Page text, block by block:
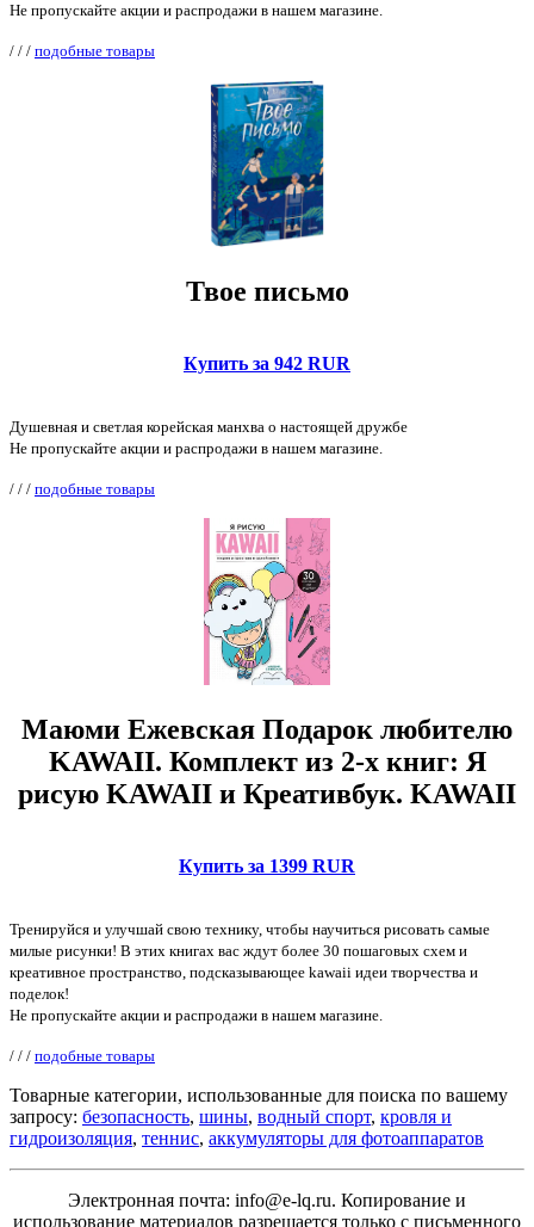
Не пропускайте акции и распродажи в нашем магазине.
/ / / подобные товары
Твое письмо
Купить за 942 RUR
Душевная и светлая корейская манхва о настоящей дружбе
Не пропускайте акции и распродажи в нашем магазине.
/ / / подобные товары
Маюми Ежевская Подарок любителю
KAWAII. Комплект из 2-х книг: Я
рисую KAWAII и Креативбук. KAWAII
Купить за 1399 RUR
Тренируйся и улучшай свою технику, чтобы научиться рисовать самые
милые рисунки! В этих книгах вас ждут более 30 пошаговых схем и
креативное пространство, подсказывающее kawaii идеи творчества и
поделок!
Не пропускайте акции и распродажи в нашем магазине.
/ / / подобные товары
Товарные категории, использованные для поиска по вашему
запросу: безопасность, шины, водный спорт, кровля и
гидроизоляция, теннис, аккумуляторы для фотоаппаратов
Электронная почта: info@e-lq.ru. Копирование и
использование материалов разрешается только с письменного